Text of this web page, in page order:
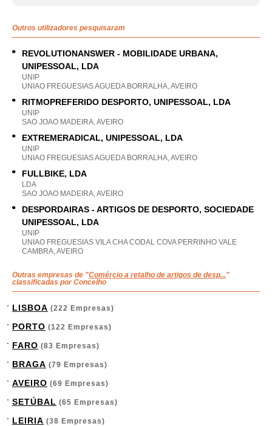
Outros utilizadores pesquisaram
REVOLUTIONANSWER - MOBILIDADE URBANA,
UNIPESSOAL, LDA
UNIP
UNIAO FREGUESIAS AGUEDA BORRALHA, AVEIRO
RITMOPREFERIDO DESPORTO, UNIPESSOAL, LDA
UNIP
SAO JOAO MADEIRA, AVEIRO
EXTREMERADICAL, UNIPESSOAL, LDA
UNIP
UNIAO FREGUESIAS AGUEDA BORRALHA, AVEIRO
FULLBIKE, LDA
LDA
SAO JOAO MADEIRA, AVEIRO
DESPORDAIRAS - ARTIGOS DE DESPORTO, SOCIEDADE
UNIPESSOAL, LDA
UNIP
UNIAO FREGUESIAS VILA CHA CODAL COVA PERRINHO VALE
CAMBRA, AVEIRO
Outras empresas de "Comércio a retalho de artigos de desp..."
classificadas por Concelho
LISBOA (222 Empresas)
PORTO (122 Empresas)
FARO (83 Empresas)
BRAGA (79 Empresas)
AVEIRO (69 Empresas)
SETÚBAL (65 Empresas)
LEIRIA (38 Empresas)